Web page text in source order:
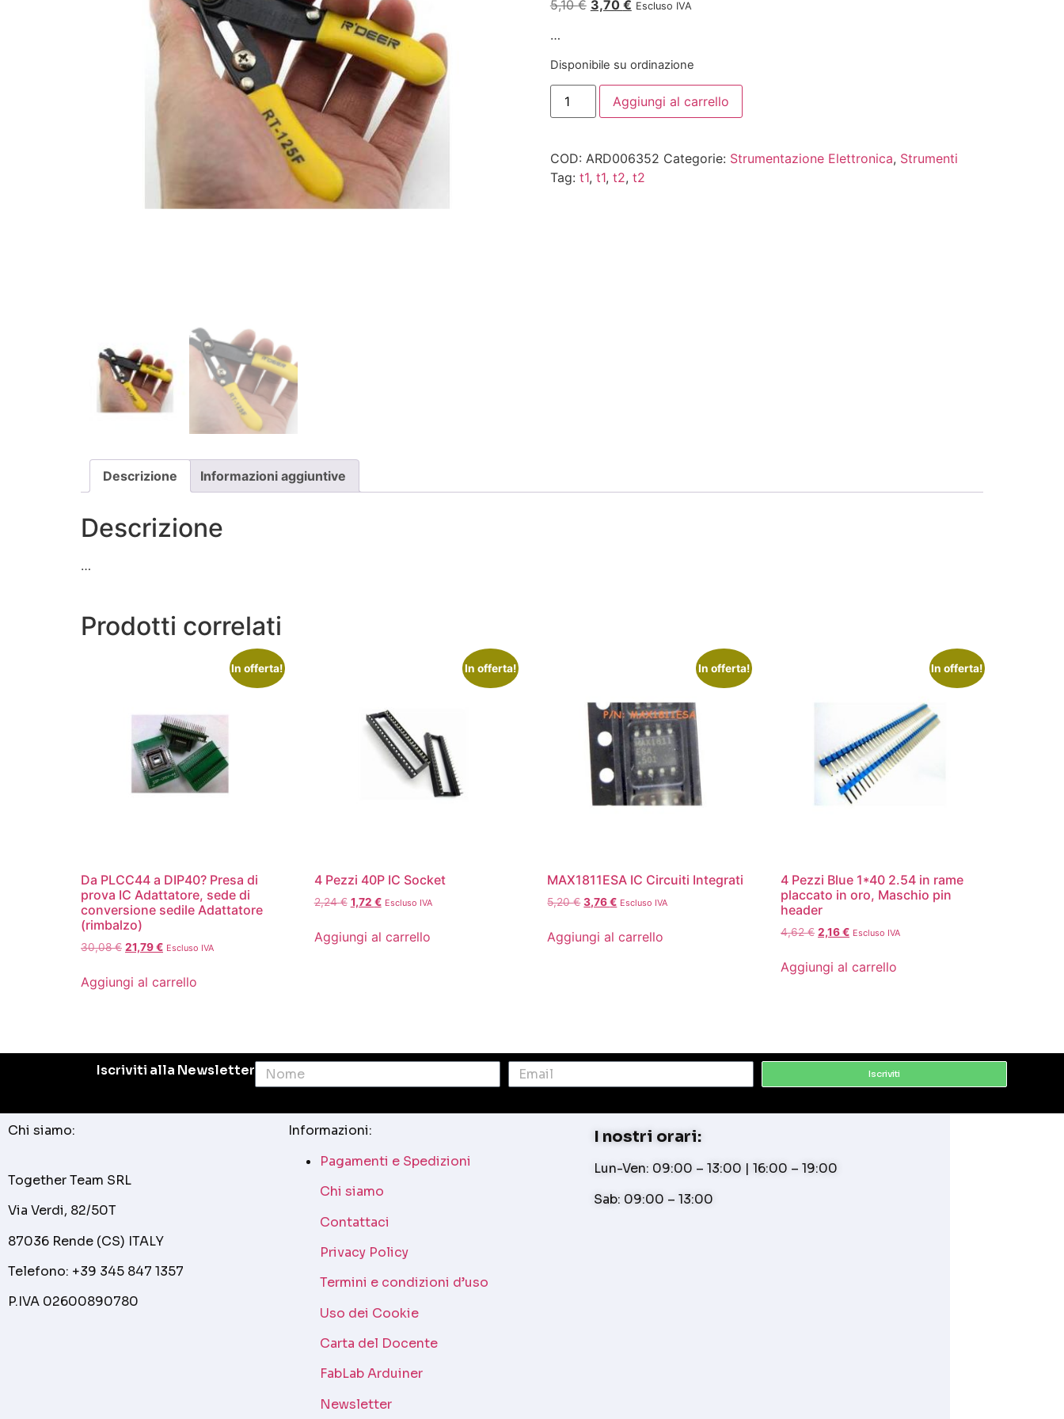
5,10€ 3,70 € Escluso IVA
…
Disponibile su ordinazione
Aggiungi al carrello
COD: ARD006352 Categorie: Strumentazione Elettronica, Strumenti
Tag: t1, t1, t2, t2
Descrizione Informazioni aggiuntive
Descrizione
…
Prodotti correlati
In offerta!
Da PLCC44 a DIP40? Presa di
prova IC Adattatore, sede di
conversione sedile Adattatore
(rimbalzo)
30,08€ 21,79€ Escluso IVA
Aggiungi al carrello
In offerta!
4 Pezzi 40P IC Socket
2,24€ 1,72 € Escluso IVA
Aggiungi al carrello
In offerta!
MAX1811ESA IC Circuiti Integrati
5,20€ 3,76€ Escluso IVA
Aggiungi al carrello
In offerta!
4 Pezzi Blue 1*40 2.54 in rame
placcato in oro, Maschio pin
header
4,62€ 2,16€ Escluso IVA
Aggiungi al carrello
Iscriviti alla Newsletter Iscriviti
Chi siamo:
Together Team SRL
Via Verdi, 82/50T
87036 Rende (CS) ITALY
Telefono: +39 345 847 1357
P.IVA 02600890780
Informazioni:
Pagamenti e Spedizioni
Chi siamo
Contattaci
Privacy Policy
Termini e condizioni d’uso
Uso dei Cookie
Carta del Docente
FabLab Arduiner
Newsletter
I nostri orari:
Lun-Ven: 09:00 – 13:00 | 16:00 – 19:00
Sab: 09:00 – 13:00